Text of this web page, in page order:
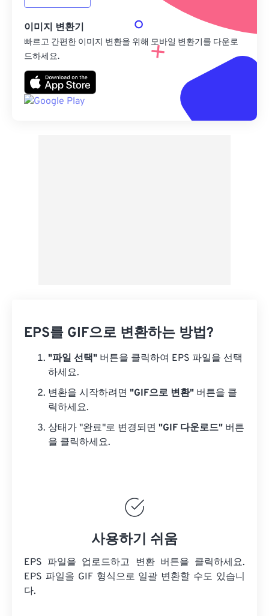
이미지 변환기
빠르고 간편한 이미지 변환을 위해 모바일 변환기를 다운로
드하세요.
EPS를 GIF으로 변환하는 방법?
"파일 선택" 버튼을 클릭하여 EPS 파일을 선택
하세요.
변환을 시작하려면 "GIF으로 변환" 버튼을 클
릭하세요.
상태가 "완료"로 변경되면 "GIF 다운로드" 버튼
을 클릭하세요.
사용하기 쉬움
EPS 파일을 업로드하고 변환 버튼을 클릭하세요.
EPS 파일을 GIF 형식으로 일괄 변환할 수도 있습니
다.